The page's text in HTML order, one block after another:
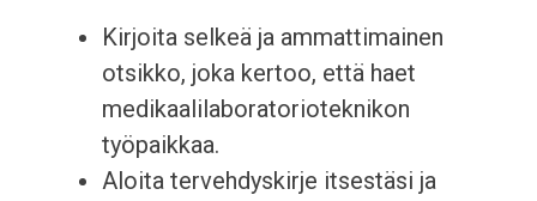
Kirjoita selkeä ja ammattimainen
otsikko, joka kertoo, että haet
medikaalilaboratorioteknikon
työpaikkaa.
Aloita tervehdyskirje itsestäsi ja